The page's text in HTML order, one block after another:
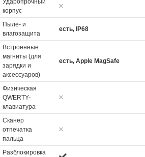
Ударопрочный
корпус
Пыле- и
влагозащита
есть, IP68
Встроенные
магниты (для
зарядки и
аксессуаров)
есть, Apple MagSafe
Физическая
QWERTY-
клавиатура
Сканер
отпечатка
пальца
Разблокировка